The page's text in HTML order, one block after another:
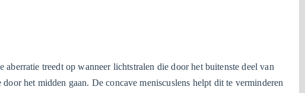
treedt op wanneer lichtstralen die door het buitenste deel van
het midden gaan. De concave meniscuslens helpt dit te verminderen